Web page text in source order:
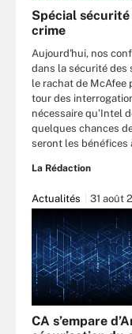
Spécial
crime
Aujourd'hui, nos
dans la sécurité des
le rachat de McAfee
tour des
nécessaire qu’Intel
quelques chances
seront les bénéfices
La Rédaction
Actualités 31 août
CA s’empare